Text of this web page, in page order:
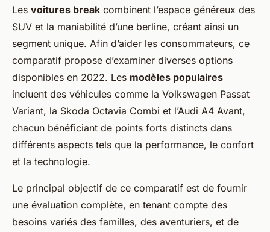
Les voitures break combinent l’espace généreux des
SUV et la maniabilité d’une berline, créant ainsi un
segment unique. Afin d’aider les consommateurs, ce
comparatif propose d’examiner diverses options
disponibles en 2022. Les modèles populaires
incluent des véhicules comme la Volkswagen Passat
Variant, la Skoda Octavia Combi et l’Audi A4 Avant,
chacun bénéficiant de points forts distincts dans
différents aspects tels que la performance, le confort
et la technologie.
Le principal objectif de ce comparatif est de fournir
une évaluation complète, en tenant compte des
besoins variés des familles, des aventuriers, et de